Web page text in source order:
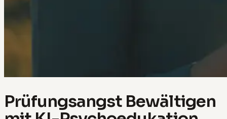
Prüfungsangst Bewältigen